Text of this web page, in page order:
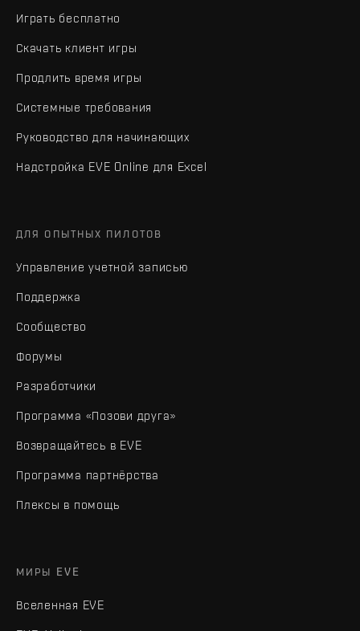
Играть бесплатно
Скачать клиент игры
Продлить время игры
Системные требования
Руководство для начинающих
Надстройка EVE Online для Excel
ДЛЯ ОПЫТНЫХ ПИЛОТОВ
Управление учетной записью
Поддержка
Сообщество
Форумы
Разработчики
Программа «Позови друга»
Возвращайтесь в EVE
Программа партнёрства
Плексы в помощь
МИРЫ EVE
Вселенная EVE